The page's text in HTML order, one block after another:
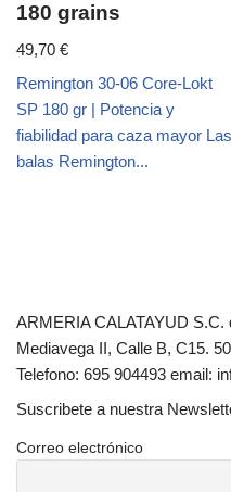
180 grains
49,70 €
Remington 30-06 Core-Lokt
SP 180 gr | Potencia y
fiabilidad para caza mayor Las
balas Remington...
ARMERIA CALATAYUD S.C.
Mediavega II, Calle B, C15.
Telefono: 695 904493 email:
Suscribete a nuestra
Correo electrónico